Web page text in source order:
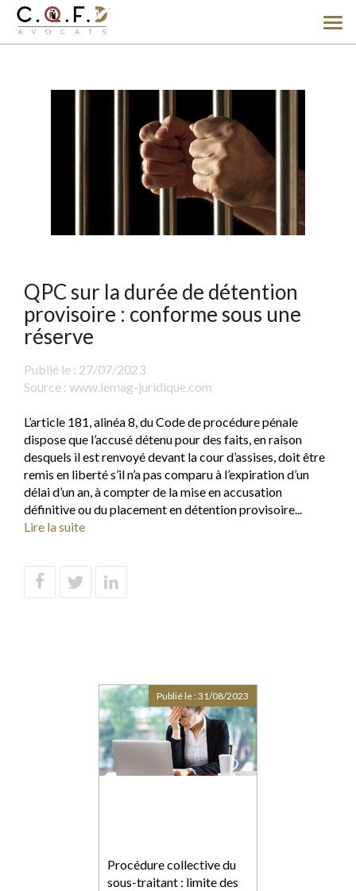
le
QPC sur la durée de détention
provisoire : conforme sous une
réserve
Publié le : 27/07/2023
Source : www.lemag-juridique.com
L’article 181, alinéa 8, du Code de procédure pénale
dispose que l’accusé détenu pour des faits, en raison
desquels il est renvoyé devant la cour d’assises, doit être
remis en liberté s’il n’a pas comparu à l’expiration d’un
délai d’un an, à compter de la mise en accusation
définitive ou du placement en détention provisoire...
Lire la suite
Procédure collective du
sous-traitant : limite des
Publié le :31/08/2023